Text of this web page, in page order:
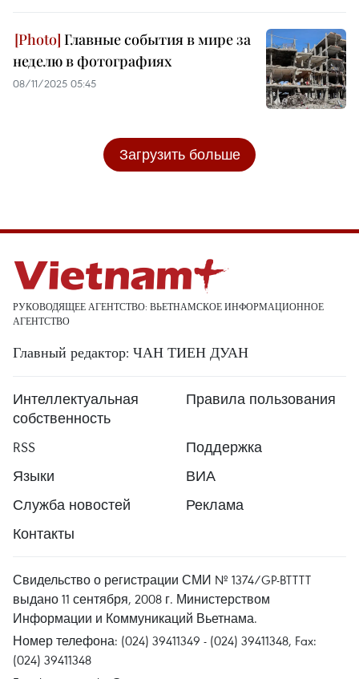
Главные события в мире за
неделю в фотографиях
08/11/2025 05:45
Загрузить больше
РУКОВОДЯЩЕЕ АГЕНТСТВО: ВЬЕТНАМСКОЕ ИНФОРМАЦИОННОЕ
АГЕНТСТВО
Главный редактор: ЧАН ТИЕН ДУАН
Интеллектуальная
собственность
Правила пользования
RSS
Поддержка
Языки
ВИА
Служба новостей
Реклама
Контакты
Свидельство о регистрации СМИ № 1374/GP-BTTTT
выдано 11 сентября, 2008 г. Министерством
Информации и Коммуникаций Вьетнама.
Номер телефона: (024) 39411349 - (024) 39411348, Fax:
(024) 39411348